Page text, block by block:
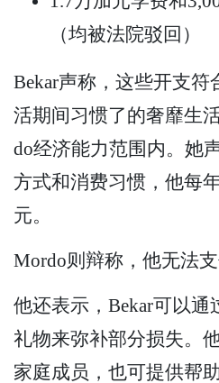
（均被法院驳回）
Bekar声称，这些开支符
活期间习惯了的奢靡生
do经济能力范围内。她
方式和消费习惯，他每
元。
Mordo则辩称，他无法
他还表示，Bekar可以通
礼物来弥补部分损失。
家庭成员，也可提供帮助